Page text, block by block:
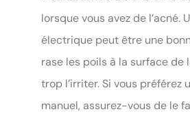
lorsque vous avez de l’acné.
électrique peut être une
rase les poils à la surface de
trop l’irriter. Si vous préférez
manuel, assurez-vous de le